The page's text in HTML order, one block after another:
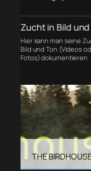
Zucht in Bild
Hier kann man seine
Bild und Ton (Videos
Fotos) dokumentieren
THE